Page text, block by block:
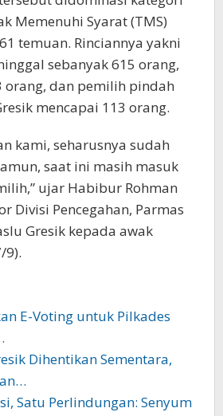
Memenuhi Syarat (TMS)
temuan. Rinciannya yakni
sebanyak 615 orang,
orang, dan pemilih pindah
mencapai 113 orang.
kami, seharusnya sudah
saat ini masih masuk
ujar Habibur Rohman
Divisi Pencegahan, Parmas
Gresik kepada awak
9).
E-Voting untuk Pilkades
Dihentikan Sementara,
Satu Perlindungan: Senyum